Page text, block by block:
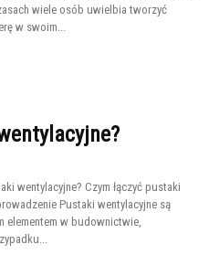
wiele osób uwielbia tworzyć
w swoim...
wentylacyjne? Czym łączyć pustaki
Pustaki wentylacyjne są
elementem w budownictwie,